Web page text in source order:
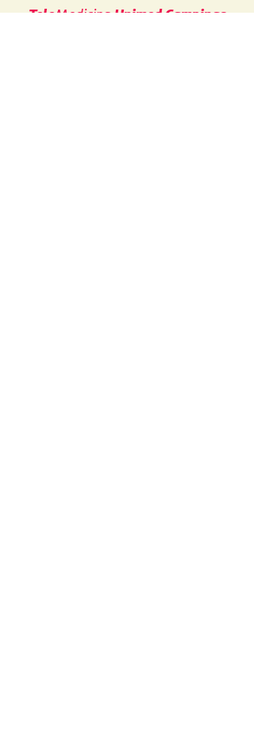
TeleMedicinaUnimed Campinas